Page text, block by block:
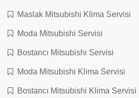
Maslak Mitsubishi Klima Servisi
Moda Mitsubishi Servisi
Bostancı Mitsubishi Servisi
Moda Mitsubishi Klima Servisi
Bostancı Mitsubishi Klima Servisi